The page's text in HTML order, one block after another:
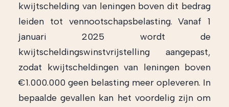
kwijtschelding van leningen boven dit bedrag
leiden tot vennootschapsbelasting. Vanaf 1
januari 2025 wordt de
kwijtscheldingswinstvrijstelling aangepast,
zodat kwijtscheldingen van leningen boven
€1.000.000 geen belasting meer opleveren. In
bepaalde gevallen kan het voordelig zijn om